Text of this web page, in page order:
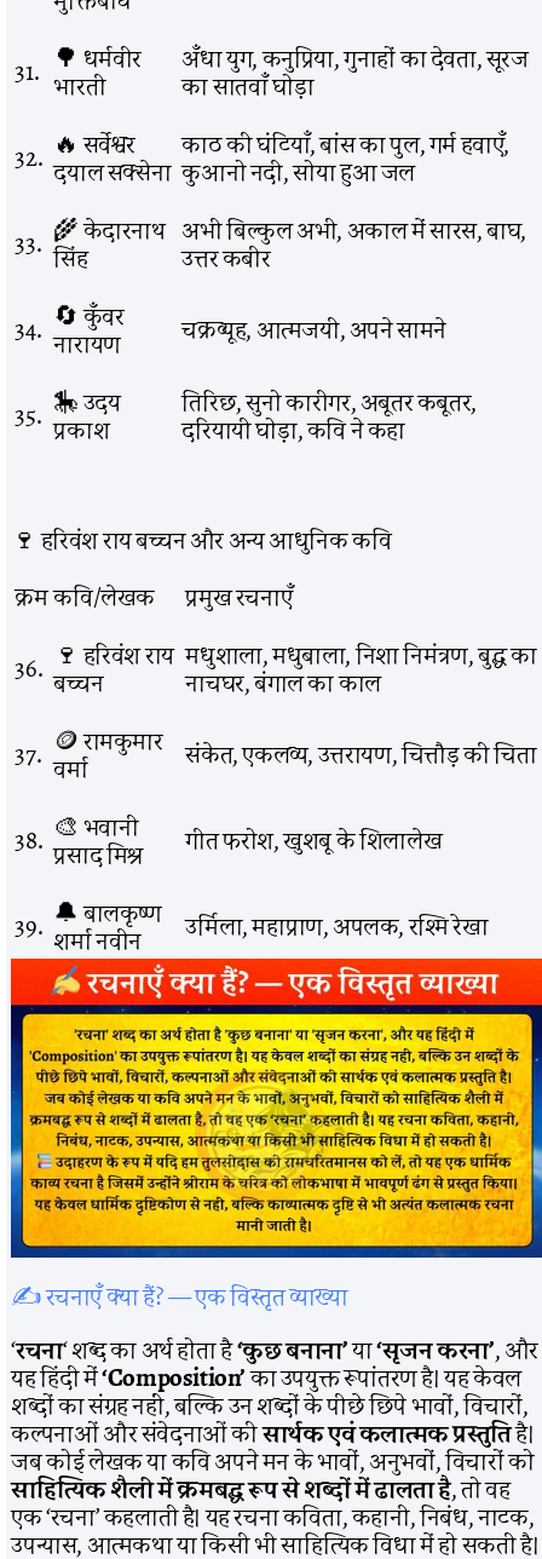
31. 🌳 धर्मवीर
भारती
अँधा युग, कनुप्रिया, गुनाहों का देवता, सूरज
का सातवाँ घोड़ा
32. 🔥 सर्वेश्वर
दयाल सक्सेना
काठ की घंटियाँ, बांस का पुल, गर्म हवाएँ,
कुआनो नदी, सोया हुआ जल
33. 🌾 केदारनाथ
सिंह
अभी बिल्कुल अभी, अकाल में सारस, बाघ,
उत्तर कबीर
34. 🔄 कुँवर
नारायण चक्रव्यूह, आत्मजयी, अपने सामने
35. 🎠 उदय
प्रकाश
तिरिछ, सुनो कारीगर, अबूतर कबूतर,
दरियायी घोड़ा, कवि ने कहा
🍷 हरिवंश राय बच्चन और अन्य आधुनिक कवि
क्रमकवि/लेखक
प्रमुख रचनाएँ
36. 🍷 हरिवंश राय
बच्चन
मधुशाला, मधुबाला, निशा निमंत्रण, बुद्ध का
नाचघर, बंगाल का काल
37. 🪙 रामकुमार
वर्मा संकेत, एकलव्य, उत्तरायण, चित्तौड़ की चिता
38. 🎨 भवानी
प्रसाद मिश्र गीत फरोश, खुशबू के शिलालेख
39. 🔔 बालकृष्ण
शर्मा नवीन उर्मिला, महाप्राण, अपलक, रश्मि रेखा
✍️ रचनाएँ क्या हैं? — एक विस्तृत व्याख्या
‘रचना‘ शब्द का अर्थ होता है‘कुछ बनाना’या‘सृजन करना’, और
यह हिंदी में‘Composition’का उपयुक्त रूपांतरण है। यह केवल
शब्दों का संग्रह नहीं, बल्कि उन शब्दों के पीछे छिपे भावों, विचारों,
कल्पनाओं और संवेदनाओं कीसार्थक एवं कलात्मक प्रस्तुतिहै।
जब कोई लेखक या कवि अपने मन के भावों, अनुभवों, विचारों को
साहित्यिक शैली में क्रमबद्ध रूप से शब्दों में ढालता है, तो वह
एक ‘रचना’ कहलाती है। यह रचना कविता, कहानी, निबंध, नाटक,
उपन्यास, आत्मकथा या किसी भी साहित्यिक विधा में हो सकती है।